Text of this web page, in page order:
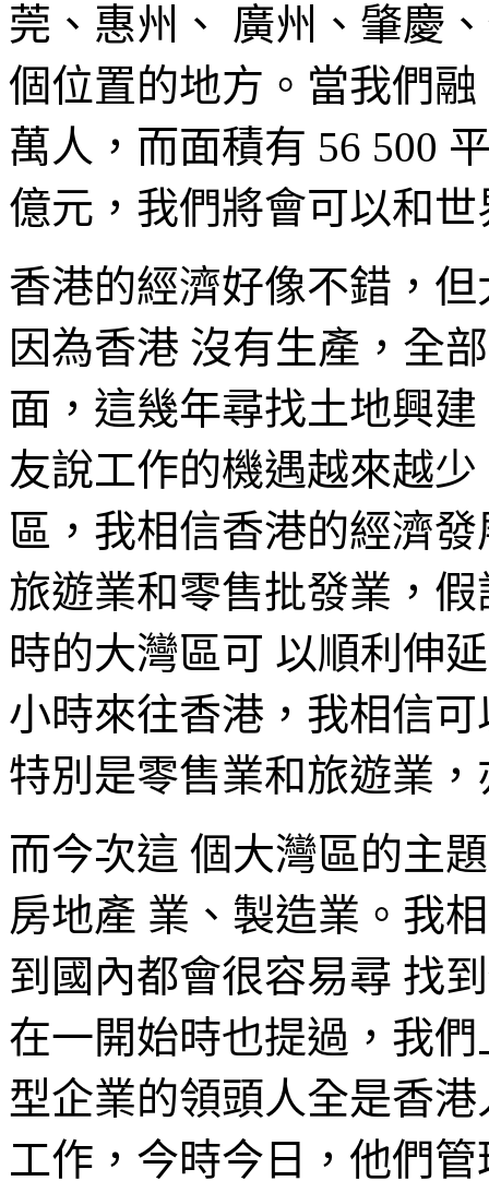
莞、惠州、 廣州、肇慶
個位置的地方。當我們
萬人，而面積有 56 500
億元，我們將會可以和
香港的經濟好像不錯，
因為香港 沒有生產，全
面，這幾年尋找土地興
友說工作的機遇越來越
區，我相信香港的經濟
旅遊業和零售批發業，
時的大灣區可 以順利伸
小時來往香港，我相信
特別是零售業和旅遊業
而今次這 個大灣區的主
房地產 業、製造業。我
到國內都會很容易尋 找
在一開始時也提過，我
型企業的領頭人全是香
工作，今時今日，他們